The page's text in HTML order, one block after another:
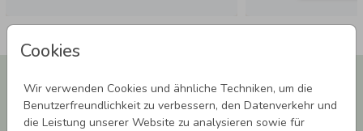
Cookies
Wir verwenden Cookies und ähnliche Techniken, um die
Benutzerfreundlichkeit zu verbessern, den Datenverkehr und
die Leistung unserer Website zu analysieren sowie für
sichern!
Melde Dich zu unserem Newsletter an und bleibe auf dem